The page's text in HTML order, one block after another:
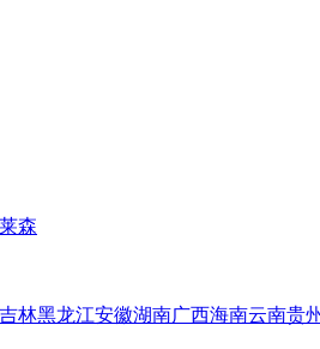
莱森
吉林黑龙江安徽湖南广西海南云南贵州